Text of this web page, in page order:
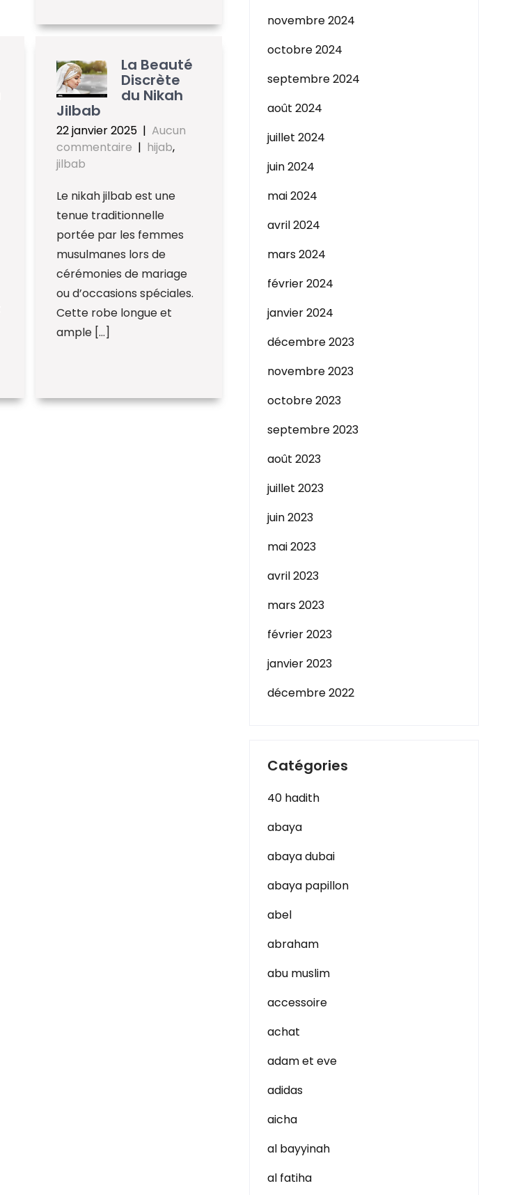
La Beauté
Discrète
du Nikah
Jilbab
22 janvier 2025 |Aucun
commentaire | hijab,
jilbab
Le nikah jilbab est une
tenue traditionnelle
portée par les femmes
musulmanes lors de
cérémonies de mariage
ou d’occasions spéciales.
Cette robe longue et
ample […]
novembre 2024
octobre 2024
septembre 2024
août 2024
juillet 2024
juin 2024
mai 2024
avril 2024
mars 2024
février 2024
janvier 2024
décembre 2023
novembre 2023
octobre 2023
septembre 2023
août 2023
juillet 2023
juin 2023
mai 2023
avril 2023
mars 2023
février 2023
janvier 2023
décembre 2022
Catégories
40 hadith
abaya
abaya dubai
abaya papillon
abel
abraham
abu muslim
accessoire
achat
adam et eve
adidas
aicha
al bayyinah
al fatiha